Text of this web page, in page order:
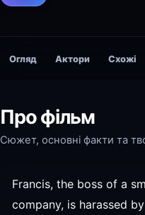
Огляд Актори Схожі
Про фільм
Сюжет, основні факти та
Francis, the boss of a
company, is harassed